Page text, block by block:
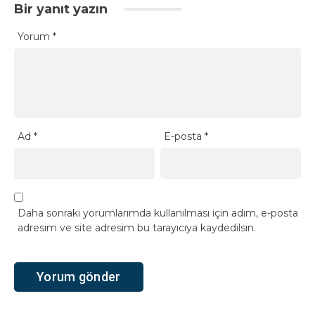
Bir yanıt yazın
Yorum *
Ad * E-posta*
Daha sonraki yorumlarımda kullanılması için adım, e-posta
adresim ve site adresim bu tarayıcıya kaydedilsin.